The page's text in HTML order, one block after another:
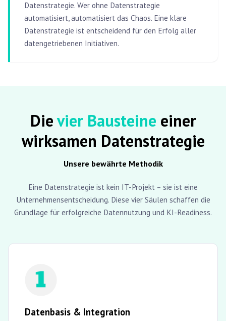
Datenstrategie. Wer ohne Datenstrategie
automatisiert, automatisiert das Chaos. Eine klare
Datenstrategie ist entscheidend für den Erfolg aller
datengetriebenen Initiativen.
Dievier Bausteine einer
wirksamen Datenstrategie
Unsere bewährte Methodik
Eine Datenstrategie ist kein IT-Projekt – sie ist eine
Unternehmensentscheidung. Diese vier Säulen schaffen die
Grundlage für erfolgreiche Datennutzung und KI-Readiness.
Datenbasis & Integration